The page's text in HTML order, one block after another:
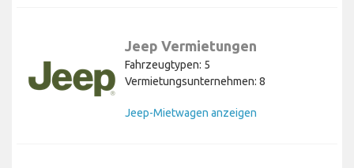
Jeep Vermietungen
Fahrzeugtypen: 5
Vermietungsunternehmen: 8
Jeep-Mietwagen anzeigen